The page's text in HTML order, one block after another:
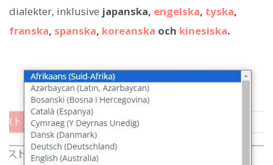
dialekter, inklusive japanska, engelska, tyska,
franska, spanska, koreanska och kinesiska.